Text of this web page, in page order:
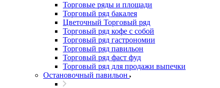
Торговые ряды и площади
Торговый ряд бакалея
Цветочный Торговый ряд
Торговый ряд кофе с собой
Торговый ряд гастрономии
Торговый ряд павильон
Торговый ряд фаст фуд
Торговый ряд для продажи выпечки
Остановочный павильон